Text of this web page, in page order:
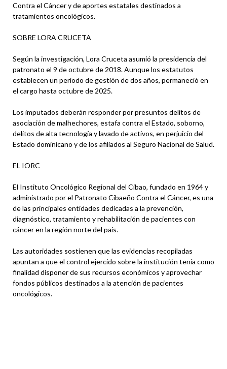
Contra el Cáncer y de aportes estatales destinados a
tratamientos oncológicos.
SOBRE LORA CRUCETA
Según la investigación, Lora Cruceta asumió la presidencia del
patronato el 9 de octubre de 2018. Aunque los estatutos
establecen un período de gestión de dos años, permaneció en
el cargo hasta octubre de 2025.
Los imputados deberán responder por presuntos delitos de
asociación de malhechores, estafa contra el Estado, soborno,
delitos de alta tecnología y lavado de activos, en perjuicio del
Estado dominicano y de los afiliados al Seguro Nacional de Salud.
EL IORC
El Instituto Oncológico Regional del Cibao, fundado en 1964 y
administrado por el Patronato Cibaeño Contra el Cáncer, es una
de las principales entidades dedicadas a la prevención,
diagnóstico, tratamiento y rehabilitación de pacientes con
cáncer en la región norte del país.
Las autoridades sostienen que las evidencias recopiladas
apuntan a que el control ejercido sobre la institución tenía como
finalidad disponer de sus recursos económicos y aprovechar
fondos públicos destinados a la atención de pacientes
oncológicos.